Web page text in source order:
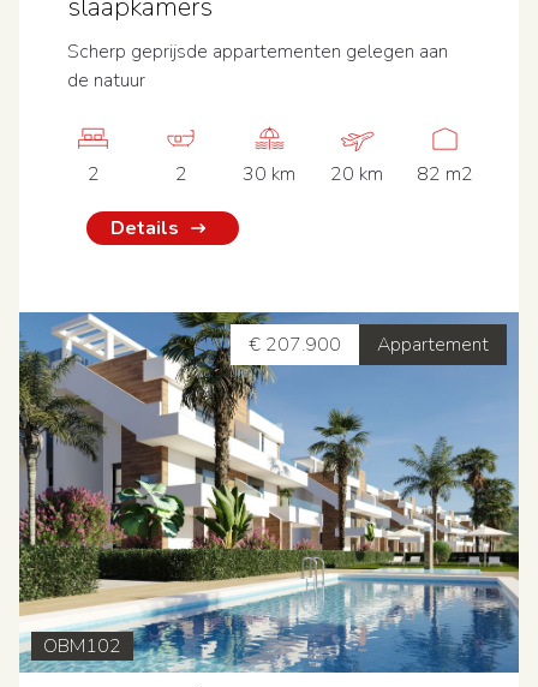
slaapkamers
Scherp geprijsde appartementen gelegen aan
de natuur
2 2 30 km 20 km 82 m2
Details
Appartement
€ 207.900
OBM102